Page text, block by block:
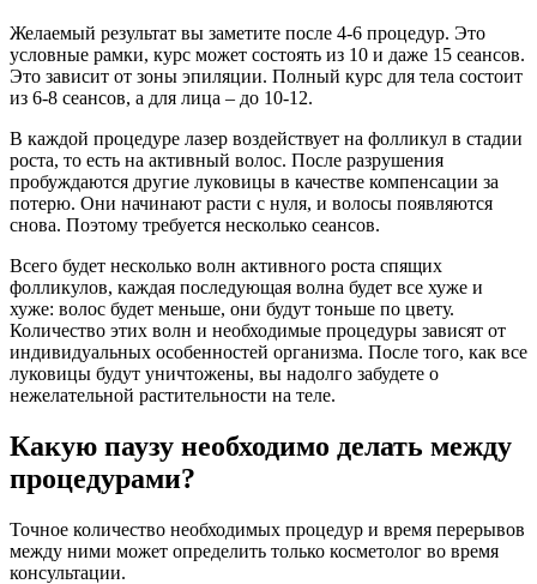
Желаемый результат вы заметите после 4-6 процедур. Это
условные рамки, курс может состоять из 10 и даже 15 сеансов.
Это зависит от зоны эпиляции. Полный курс для тела состоит
из 6-8 сеансов, а для лица – до 10-12.
В каждой процедуре лазер воздействует на фолликул в стадии
роста, то есть на активный волос. После разрушения
пробуждаются другие луковицы в качестве компенсации за
потерю. Они начинают расти с нуля, и волосы появляются
снова. Поэтому требуется несколько сеансов.
Всего будет несколько волн активного роста спящих
фолликулов, каждая последующая волна будет все хуже и
хуже: волос будет меньше, они будут тоньше по цвету.
Количество этих волн и необходимые процедуры зависят от
индивидуальных особенностей организма. После того, как все
луковицы будут уничтожены, вы надолго забудете о
нежелательной растительности на теле.
Какую паузу необходимо делать между
процедурами?
Точное количество необходимых процедур и время перерывов
между ними может определить только косметолог во время
консультации.